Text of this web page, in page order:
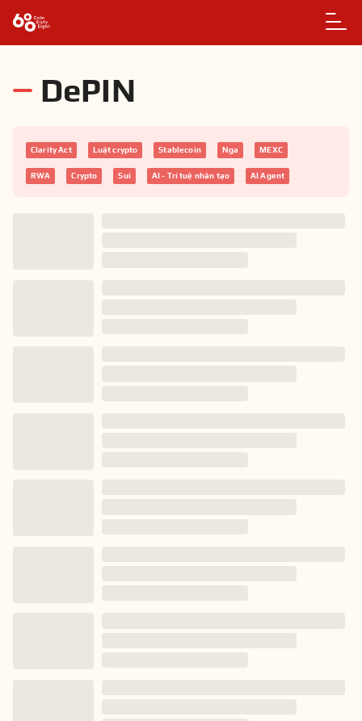
DePIN
Clarity Act Luật crypto Stablecoin Nga MEXC
RWA Crypto Sui AI - Trí tuệ nhân tạo AI Agent